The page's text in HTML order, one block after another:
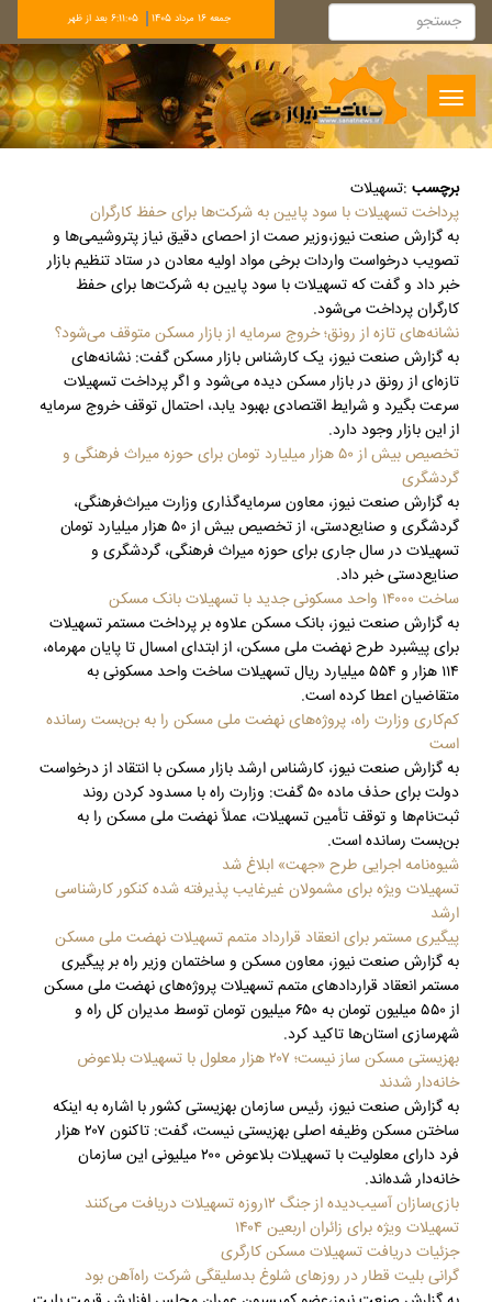
جمعه 16 مرداد 1405 6:11:06 بعد از ظهر
Toggle
navigation
برچسب :تسهیلات
پرداخت تسهیلات با سود پایین به شرکت‌ها برای حفظ کارگران
به گزارش صنعت نیوز،وزیر صمت از احصای دقیق نیاز پتروشیمی‌ها و
تصویب درخواست واردات برخی مواد اولیه معادن در ستاد تنظیم بازار
خبر داد و گفت که تسهیلات با سود پایین به شرکت‌ها برای حفظ
کارگران پرداخت می‌شود.
نشانه‌های تازه از رونق؛ خروج سرمایه از بازار مسکن متوقف می‌شود؟
به گزارش صنعت نیوز، یک کارشناس بازار مسکن گفت: نشانه‌های
تازه‌ای از رونق در بازار مسکن دیده می‌شود و اگر پرداخت تسهیلات
سرعت بگیرد و شرایط اقتصادی بهبود یابد، احتمال توقف خروج سرمایه
از این بازار وجود دارد.
تخصیص بیش از ۵۰ هزار میلیارد تومان برای حوزه میراث فرهنگی و
گردشگری
به گزارش صنعت نیوز، معاون سرمایه‌گذاری وزارت میراث‌فرهنگی،
گردشگری و صنایع‌دستی، از تخصیص بیش از ۵۰ هزار میلیارد تومان
تسهیلات در سال جاری برای حوزه میراث فرهنگی، گردشگری و
صنایع‌دستی خبر داد.
ساخت ۱۴۰۰۰ واحد مسکونی جدید با تسهیلات بانک مسکن
به گزارش صنعت نیوز، بانک مسکن علاوه بر پرداخت مستمر تسهیلات
برای پیشبرد طرح نهضت ملی مسکن، از ابتدای امسال تا پایان مهرماه،
۱۱۴ هزار و ۵۵۴ میلیارد ریال تسهیلات ساخت واحد مسکونی به
متقاضیان اعطا کرده است.
کم‌کاری وزارت راه، پروژه‌های نهضت ملی مسکن را به بن‌بست رسانده
است
به گزارش صنعت نیوز، کارشناس ارشد بازار مسکن با انتقاد از درخواست
دولت برای حذف ماده ۵۰ گفت: وزارت راه با مسدود کردن روند
ثبت‌نام‌ها و توقف تأمین تسهیلات، عملاً نهضت ملی مسکن را به
بن‌بست رسانده است.
شیوه‌نامه اجرایی طرح «جهت» ابلاغ شد
تسهیلات ویژه برای مشمولان غیرغایب پذیرفته شده کنکور کارشناسی
ارشد
پیگیری مستمر برای انعقاد قرارداد متمم تسهیلات نهضت ملی مسکن
به گزارش صنعت نیوز، معاون مسکن و ساختمان وزیر راه بر پیگیری
مستمر انعقاد قراردادهای متمم تسهیلات پروژه‌های نهضت ملی مسکن
از ۵۵۰ میلیون تومان به ۶۵۰ میلیون تومان توسط مدیران کل راه و
شهرسازی استان‌ها تاکید کرد.
بهزیستی مسکن ساز نیست؛ ۲۰۷ هزار معلول با تسهیلات بلاعوض
خانه‌دار شدند
به گزارش صنعت نیوز، رئیس سازمان بهزیستی کشور با اشاره به اینکه
ساختن مسکن وظیفه اصلی بهزیستی نیست، گفت: تاکنون ۲۰۷ هزار
فرد دارای معلولیت با تسهیلات بلاعوض ۲۰۰ میلیونی این سازمان
خانه‌دار شده‌اند.
بازی‌سازان آسیب‌دیده از جنگ ۱۲روزه تسهیلات دریافت می‌کنند
تسهیلات ویژه برای زائران اربعین ۱۴۰۴
جزئیات دریافت تسهیلات مسکن کارگری
گرانی بلیت قطار در روزهای شلوغ بدسلیقگی شرکت راه‌آهن بود